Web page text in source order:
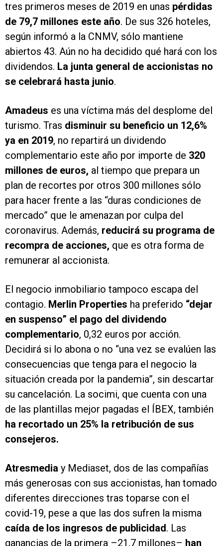
tres primeros meses de 2019 en unas pérdidas
de 79,7 millones este año. De sus 326 hoteles,
según informó a la CNMV, sólo mantiene
abiertos 43. Aún no ha decidido qué hará con los
dividendos. La junta general de accionistas no
se celebrará hasta junio.
Amadeus es una víctima más del desplome del
turismo. Tras disminuir su beneficio un 12,6%
ya en 2019, no repartirá un dividendo
complementario este año por importe de 320
millones de euros, al tiempo que prepara un
plan de recortes por otros 300 millones sólo
para hacer frente a las “duras condiciones de
mercado” que le amenazan por culpa del
coronavirus. Además, reducirá su programa de
recompra de acciones, que es otra forma de
remunerar al accionista.
El negocio inmobiliario tampoco escapa del
contagio. Merlin Properties ha preferido “dejar
en suspenso” el pago del dividendo
complementario, 0,32 euros por acción.
Decidirá si lo abona o no “una vez se evalúen las
consecuencias que tenga para el negocio la
situación creada por la pandemia”, sin descartar
su cancelación. La socimi, que cuenta con una
de las plantillas mejor pagadas el ÍBEX, también
ha recortado un 25% la retribución de sus
consejeros.
Atresmedia y Mediaset, dos de las compañías
más generosas con sus accionistas, han tomado
diferentes direcciones tras toparse con el
covid-19, pese a que las dos sufren la misma
caída de los ingresos de publicidad. Las
ganancias de la primera –21,7 millones– han